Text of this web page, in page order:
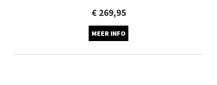
€ 269,95
MEER INFO